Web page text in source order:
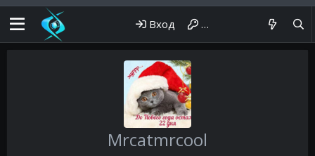
Вход Регистрация
Mrcatmrcool